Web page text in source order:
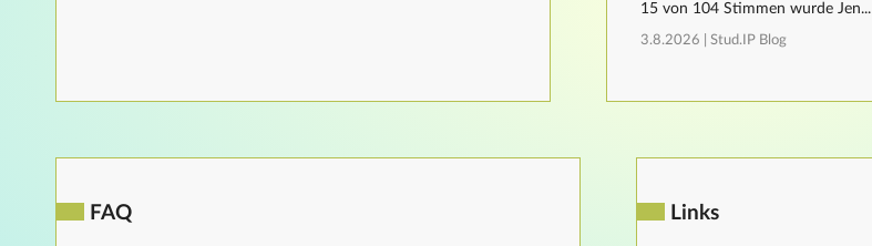
15 von 104 Stimmen wurde Jen...
3.8.2026 | Stud.IP Blog
FAQ Links